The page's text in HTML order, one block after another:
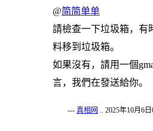
@简简单单
請檢查一下垃圾箱，有
料移到垃圾箱。
如果沒有，請用一個
言，我們在發送給你。
--- 真相网 .. 2025年10月6